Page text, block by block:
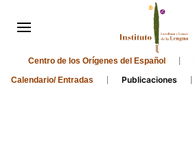
Centro de los Orígenes del Español
Calendario/ Entradas Publicaciones